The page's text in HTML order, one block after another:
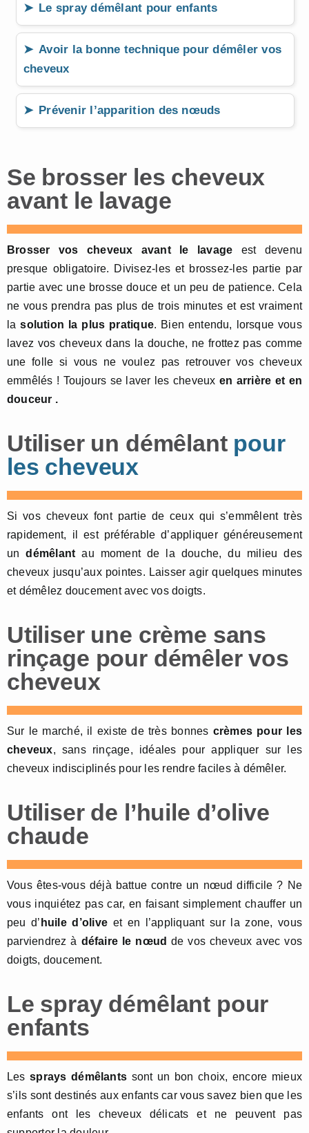
Le spray démêlant pour enfants
Avoir la bonne technique pour démêler vos
cheveux
Prévenir l’apparition des nœuds
Se brosser les cheveux
avant le lavage
Brosser vos cheveux avant le lavage est devenu
presque obligatoire. Divisez-les et brossez-les partie par
partie avec une brosse douce et un peu de patience. Cela
ne vous prendra pas plus de trois minutes et est vraiment
lasolution la plus pratique. Bien entendu, lorsque vous
lavez vos cheveux dans la douche, ne frottez pas comme
une folle si vous ne voulez pas retrouver vos cheveux
emmêlés ! Toujours se laver les cheveux en arrière et en
douceur .
Utiliser un démêlant pour
les cheveux
Si vos cheveux font partie de ceux qui s’emmêlent très
rapidement, il est préférable d’appliquer généreusement
undémêlantau moment de la douche, du milieu des
cheveux jusqu’aux pointes. Laisser agir quelques minutes
et démêlez doucement avec vos doigts.
Utiliser une crème sans
rinçage pour démêler vos
cheveux
Sur le marché, il existe de très bonnes crèmes pour les
cheveux, sans rinçage, idéales pour appliquer sur les
cheveux indisciplinés pour les rendre faciles à démêler.
Utiliser de l’huile d’olive
chaude
Vous êtes-vous déjà battue contre un nœud difficile ? Ne
vous inquiétez pas car, en faisant simplement chauffer un
peu d’ huile d’olive et en l’appliquant sur la zone, vous
parviendrez à défaire le nœud de vos cheveux avec vos
doigts, doucement.
Le spray démêlant pour
enfants
Lessprays démêlants sont un bon choix, encore mieux
s’ils sont destinés aux enfants car vous savez bien que les
enfants ont les cheveux délicats et ne peuvent pas